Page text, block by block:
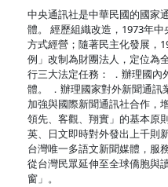
中央通訊社是中華民國的國家
體。 經歷組織改造，1973年
方式經營；隨著民主化發展，
例」改制為財團法人，定位為
行三大法定任務： ．辦理國
體。 ．辦理國家對外新聞通訊
加強與國際新聞通訊社合作，
領先、客觀、翔實」的基本原
英、日文即時對外發出上千則
台灣唯一多語文新聞媒體，服
從台灣民眾延伸至全球僑胞與
窗」。